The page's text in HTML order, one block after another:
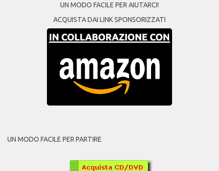
UN MODO FACILE PER AIUTARCI!
ACQUISTA DAI LINK SPONSORIZZATI
UN MODO FACILE PER PARTIRE